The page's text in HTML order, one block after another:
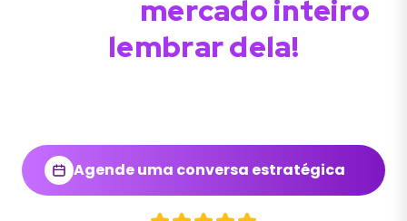
mercado inteiro
lembrar dela!
Agende uma conversa estratégica